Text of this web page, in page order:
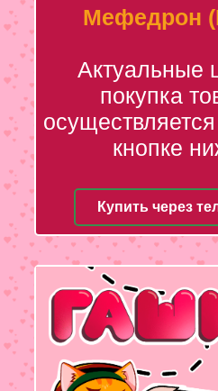
Мефедрон
Актуальные
покупка
кнопке
Купить через